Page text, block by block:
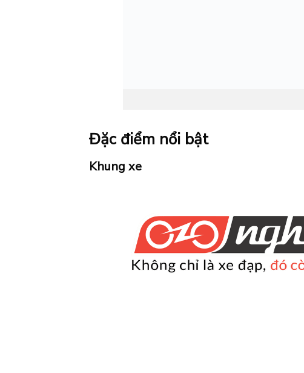
Đặc điểm nổi bật
Khung xe